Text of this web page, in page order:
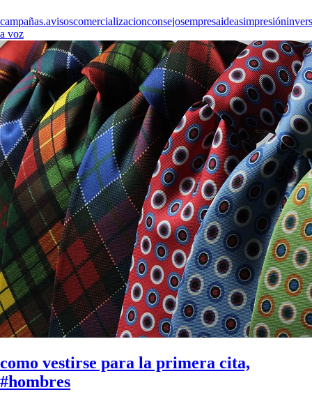
campañas.avisoscomercializacionconsejosempresaideasimpresión
a voz
como vestirse para la primera cita,
#hombres